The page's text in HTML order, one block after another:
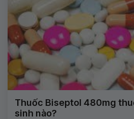
Thuốc Biseptol 480mg
sinh nào?